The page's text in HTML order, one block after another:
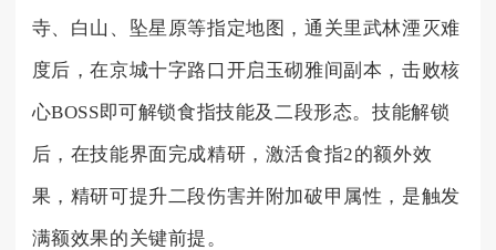
寺、白山、坠星原等指定地图，通关里武林湮灭难
度后，在京城十字路口开启玉砌雅间副本，击败核
心BOSS即可解锁食指技能及二段形态。技能解锁
后，在技能界面完成精研，激活食指2的额外效
果，精研可提升二段伤害并附加破甲属性，是触发
满额效果的关键前提。